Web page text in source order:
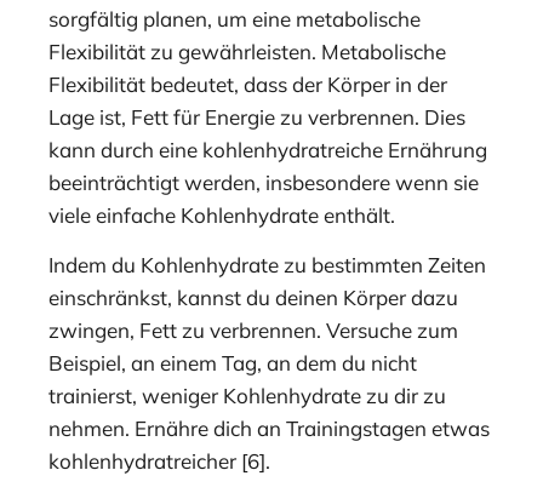
sorgfältig planen, um eine metabolische
Flexibilität zu gewährleisten. Metabolische
Flexibilität bedeutet, dass der Körper in der
Lage ist, Fett für Energie zu verbrennen. Dies
kann durch eine kohlenhydratreiche Ernährung
beeinträchtigt werden, insbesondere wenn sie
viele einfache Kohlenhydrate enthält.
Indem du Kohlenhydrate zu bestimmten Zeiten
einschränkst, kannst du deinen Körper dazu
zwingen, Fett zu verbrennen. Versuche zum
Beispiel, an einem Tag, an dem du nicht
trainierst, weniger Kohlenhydrate zu dir zu
nehmen. Ernähre dich an Trainingstagen etwas
kohlenhydratreicher [6].